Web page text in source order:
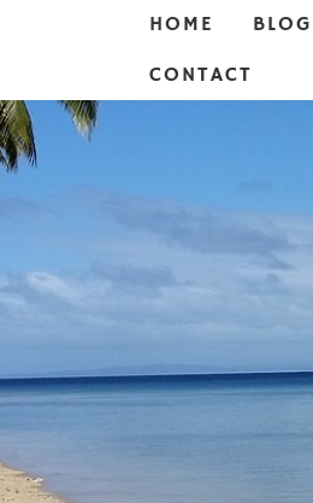
HOME BLOG
CONTACT